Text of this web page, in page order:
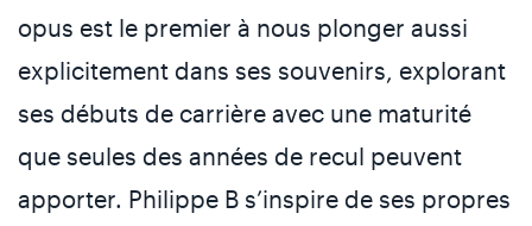
opus est le premier à nous plonger aussi
explicitement dans ses souvenirs, explorant
ses débuts de carrière avec une maturité
que seules des années de recul peuvent
apporter. Philippe B s’inspire de ses propres